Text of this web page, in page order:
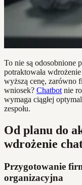
To nie są odosobnione
potraktowała
wyższą cenę,
wniosek? Chatbot nie
wymaga ciągłej
zespołu.
Od planu do
wdrożenie
Przygotowanie
organizacyjna